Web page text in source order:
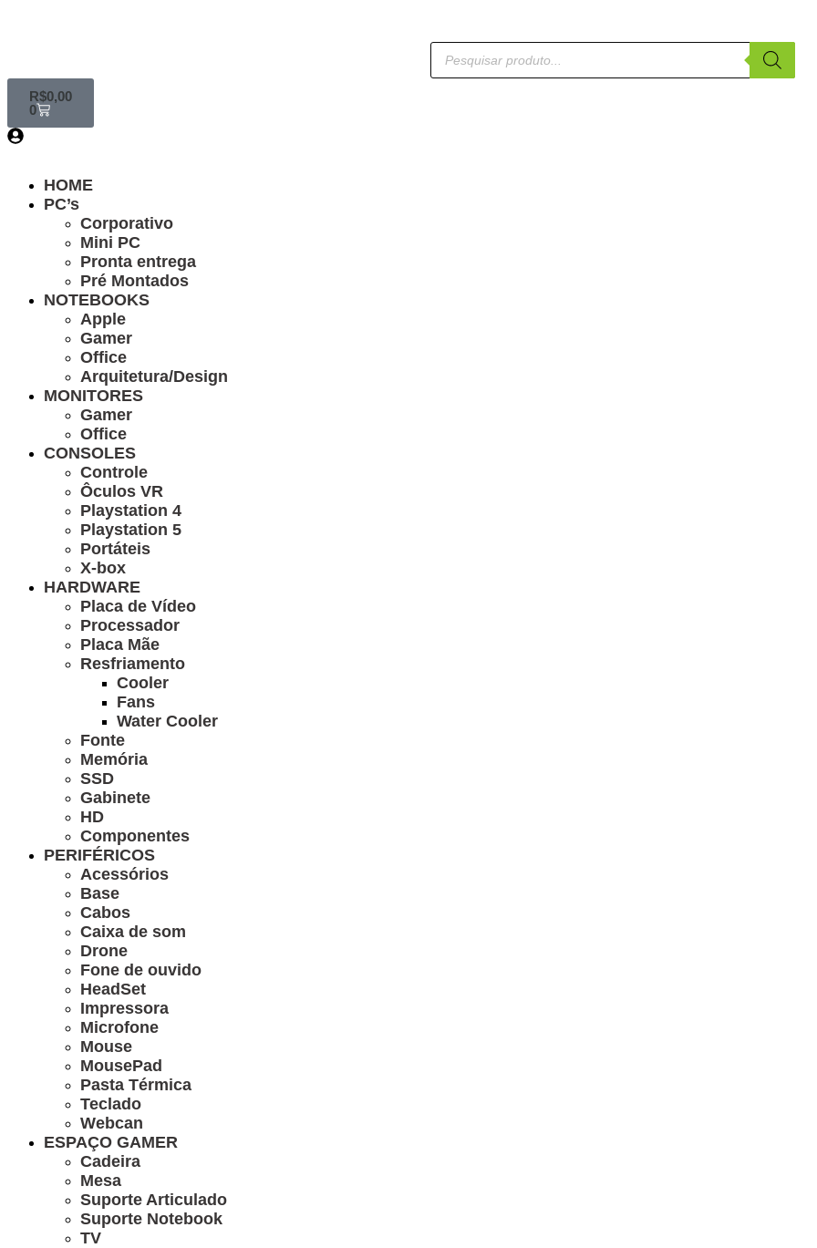
R$0,00
0
HOME
PC’s
Corporativo
Mini PC
Pronta entrega
Pré Montados
NOTEBOOKS
Apple
Gamer
Office
Arquitetura/Design
MONITORES
Gamer
Office
CONSOLES
Controle
Ôculos VR
Playstation 4
Playstation 5
Portáteis
X-box
HARDWARE
Placa de Vídeo
Processador
Placa Mãe
Resfriamento
Cooler
Fans
Water Cooler
Fonte
Memória
SSD
Gabinete
HD
Componentes
PERIFÉRICOS
Acessórios
Base
Cabos
Caixa de som
Drone
Fone de ouvido
HeadSet
Impressora
Microfone
Mouse
MousePad
Pasta Térmica
Teclado
Webcan
ESPAÇO GAMER
Cadeira
Mesa
Suporte Articulado
Suporte Notebook
TV